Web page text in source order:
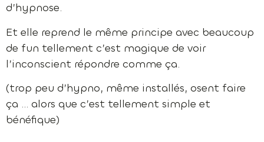
d’hypnose.
Et elle reprend le même principe avec beaucoup
de fun tellement c’est magique de voir
l’inconscient répondre comme ça.
(trop peu d’hypno, même installés, osent faire
ça … alors que c’est tellement simple et
bénéfique)